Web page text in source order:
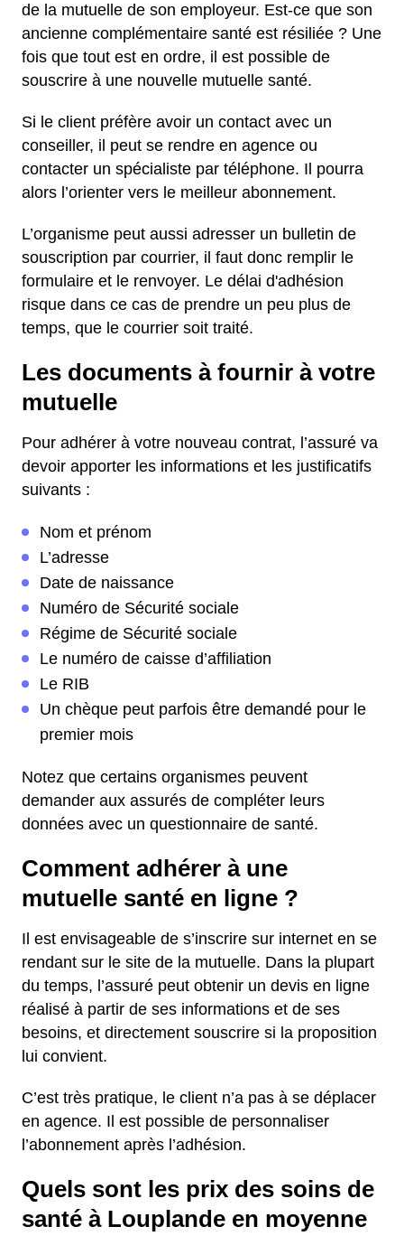
de la mutuelle de son employeur. Est-ce que son
ancienne complémentaire santé est résiliée ? Une
fois que tout est en ordre, il est possible de
souscrire à une nouvelle mutuelle santé.
Si le client préfère avoir un contact avec un
conseiller, il peut se rendre en agence ou
contacter un spécialiste par téléphone. Il pourra
alors l’orienter vers le meilleur abonnement.
L’organisme peut aussi adresser un bulletin de
souscription par courrier, il faut donc remplir le
formulaire et le renvoyer. Le délai d'adhésion
risque dans ce cas de prendre un peu plus de
temps, que le courrier soit traité.
Les documents à fournir à votre
mutuelle
Pour adhérer à votre nouveau contrat, l’assuré va
devoir apporter les informations et les justificatifs
suivants :
Nom et prénom
L’adresse
Date de naissance
Numéro de Sécurité sociale
Régime de Sécurité sociale
Le numéro de caisse d’affiliation
Le RIB
Un chèque peut parfois être demandé pour le
premier mois
Notez que certains organismes peuvent
demander aux assurés de compléter leurs
données avec un questionnaire de santé.
Comment adhérer à une
mutuelle santé en ligne ?
Il est envisageable de s’inscrire sur internet en se
rendant sur le site de la mutuelle. Dans la plupart
du temps, l’assuré peut obtenir un devis en ligne
réalisé à partir de ses informations et de ses
besoins, et directement souscrire si la proposition
lui convient.
C’est très pratique, le client n’a pas à se déplacer
en agence. Il est possible de personnaliser
l’abonnement après l’adhésion.
Quels sont les prix des soins de
santé à Louplande en moyenne